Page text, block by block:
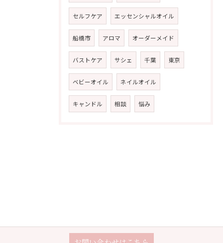
セルフケア エッセンシャルオイル
船橋市 アロマ オーダーメイド
バストケア サシェ 千葉 東京
ベビーオイル ネイルオイル
キャンドル 相談 悩み